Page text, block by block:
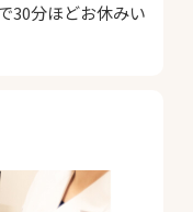
30分ほどお休みい